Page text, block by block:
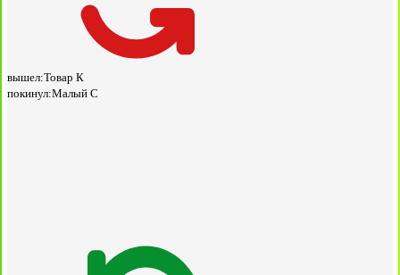
вышел:Товар К
покинул:Малый С